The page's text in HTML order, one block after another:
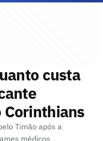
custa
Corinthians
Timão após a
médicos